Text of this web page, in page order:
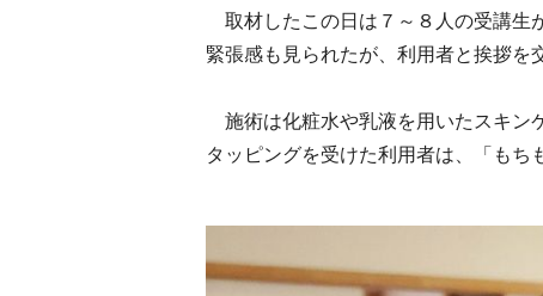
取材したこの日は７～８人の受講生
緊張感も見られたが、利用者と挨拶を
施術は化粧水や乳液を用いたスキン
タッピングを受けた利用者は、「もち